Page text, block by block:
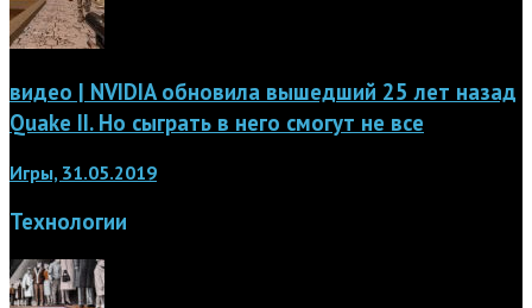
видео | NVIDIA обновила вышедший 25 лет назад
Quake II. Но сыграть в него смогут не все
Игры, 31.05.2019
Технологии